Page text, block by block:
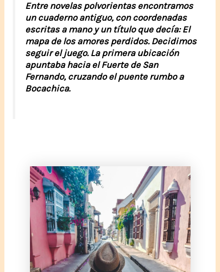
Entre novelas polvorientas encontramos
un cuaderno antiguo, con coordenadas
escritas a mano y un título que decía:El
mapa de los amores perdidos. Decidimos
seguir el juego. La primera ubicación
apuntaba hacia el Fuerte de San
Fernando, cruzando el puente rumbo a
Bocachica.